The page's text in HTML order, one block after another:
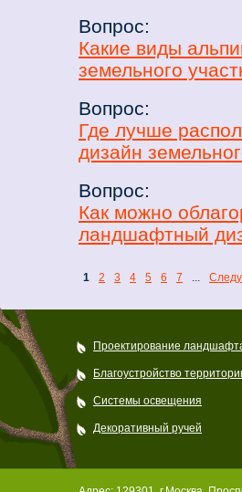
Вопрос:
Какие виды
земельного
Вопрос:
Где лучше
дизайн
Вопрос:
Как можно
ландшафтный
1 2 3 4 5 6 7 ...
Проектирование
Благоустройство
Системы освещения
Декоративный ручей